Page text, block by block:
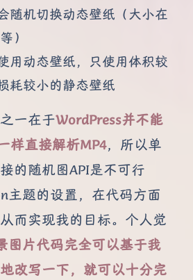
随机切换动态壁纸（大小在
）
用动态壁纸，只使用体积较
耗较小的静态壁纸
一在于WordPress并不能
样直接解析MP4，所以单
的随机图API是不可行
主题的设置，在代码方面
而实现我的目标。个人觉
图片代码完全可以基于我
改写一下，就可以十分完